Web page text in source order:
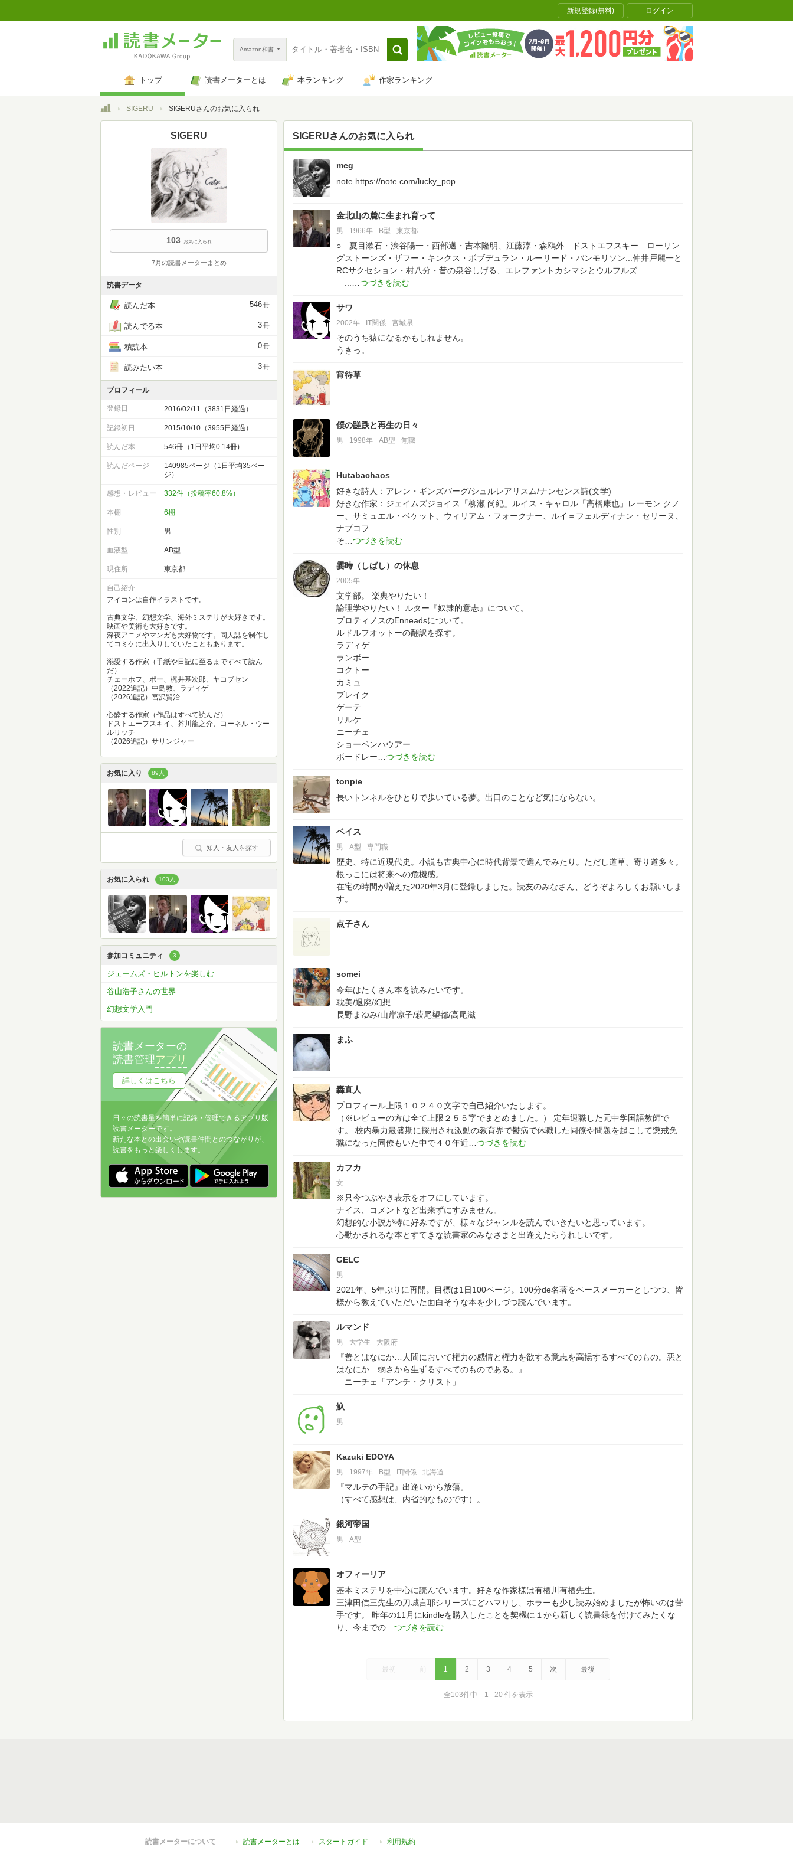
新規登録(無料) ログイン
Amazon和書
トップ 読書メーターとは 本ランキング 作家ランキング
トップSIGERU SIGERUさんのお気に入られ
SIGERUさんのお気に入られ
103
meg
note https://note.com/lucky_pop
金北山の麓に生まれ育って
男 1966年 B型 東京都
○ 夏目漱石・渋谷陽一・西部邁・吉本隆明、江藤淳・森鴎外 ドストエフスキー…ローリン
グストーンズ・ザフー・キンクス・ボブデュラン・ルーリード・バンモリソン...仲井戸麗一と
RCサクセション・村八分・昔の泉谷しげる、エレファントカシマシとウルフルズ
サワ
2002年 IT関係 宮城県
そのうち猿になるかもしれません。
うきっ。
宵待草
僕の蹉跌と再生の日々
男 1998年 AB型 無職
Hutabachaos
好きな詩人：アレン・ギンズバーグ/シュルレアリスム/ナンセンス詩(文学)
好きな作家：ジェイムズジョイス「柳瀬 尚紀」ルイス・キャロル「高橋康也」レーモン クノ
ー、サミュエル・ベケット、ウィリアム・フォークナー、ルイ＝フェルディナン・セリーヌ、
ナブコフ
そ
霎時（しばし）の休息
2005年
文学部。
楽典やりたい！
論理学やりたい！
ルター『奴隷的意志』について。
プロティノスのEnneadsについて。
ルドルフオットーの翻訳を探す。
ラディゲ
ランボー
コクトー
カミュ
ブレイク
ゲーテ
リルケ
ニーチェ
ショーペンハウアー
ボードレー
tonpie
長いトンネルをひとりで歩いている夢。出口のことなど気にならない。
ベイス
男 A型 専門職
歴史、特に近現代史。小説も古典中心に時代背景で選んでみたり。ただし道草、寄り道多々。
根っこには将来への危機感。
在宅の時間が増えた2020年3月に登録しました。読友のみなさん、どうぞよろしくお願いしま
す。
点子さん
somei
今年はたくさん本を読みたいです。
耽美/退廃/幻想
長野まゆみ/山岸凉子/萩尾望都/高尾滋
まふ
轟直人
プロフィール上限１０２４０文字で自己紹介いたします。
（※レビューの方は全て上限２５５字でまとめました。）
定年退職した元中学国語教師で
す。
校内暴力最盛期に採用され激動の教育界で鬱病で休職した同僚や問題を起こして懲戒免
職になった同僚もいた中で４０年近
カフカ
女
※只今つぶやき表示をオフにしています。
ナイス、コメントなど出来ずにすみません。
幻想的な小説が特に好みですが、様々なジャンルを読んでいきたいと思っています。
心動かされるな本とすてきな読書家のみなさまと出逢えたらうれしいです。
GELC
男
2021年、5年ぶりに再開。目標は1日100ページ。100分de名著をペースメーカーとしつつ、皆
様から教えていただいた面白そうな本を少しづつ読んでいます。
ルマンド
男 大学生 大阪府
『善とはなにか…人間において権力の感情と権力を欲する意志を高揚するすべてのもの。悪と
はなにか…弱さから生ずるすべてのものである。』
ニーチェ「アンチ・クリスト」
魞
男
Kazuki EDOYA
男 1997年 B型 IT関係 北海道
『マルテの手記』出逢いから放蕩。
（すべて感想は、内省的なものです）。
銀河帝国
男 A型
オフィーリア
基本ミステリを中心に読んでいます。好きな作家様は有栖川有栖先生。
三津田信三先生の刀城言耶シリーズにどハマりし、ホラーも少し読み始めましたが怖いのは苦
手です。
昨年の11月にkindleを購入したことを契機に１から新しく読書録を付けてみたくな
り、今までの
最初 前 1 2 3 4 5 次 最後
全103件中 1 - 20 件を表示
SIGERU
103 お気に入られ
7月の読書メーターまとめ
読書データ
読んだ本 546冊
読んでる本 3冊
積読本 0冊
読みたい本 3冊
プロフィール
登録日 2016/02/11（3831日経過）
記録初日 2015/10/10（3955日経過）
読んだ本 546冊（1日平均0.14冊)
読んだページ
140985ページ（1日平均35ペー
ジ）
感想・レビュー 332件（投稿率60.8%）
本棚 6棚
性別 男
血液型 AB型
現住所 東京都
自己紹介
アイコンは自作イラストです。
古典文学、幻想文学、海外ミステリが大好きです。
映画や美術も大好きです。
深夜アニメやマンガも大好物です。同人誌を制作し
てコミケに出入りしていたこともあります。
溺愛する作家（手紙や日記に至るまですべて読ん
だ）
チェーホフ、ポー、梶井基次郎、ヤコブセン
（2022追記）中島敦、ラディゲ
（2026追記）宮沢賢治
心酔する作家（作品はすべて読んだ）
ドストエーフスキイ、芥川龍之介、コーネル・ウー
ルリッチ
（2026追記）サリンジャー
お気に入り 89人
知人・友人を探す
お気に入られ 103人
参加コミュニティ 3
ジェームズ・ヒルトンを楽しむ
谷山浩子さんの世界
幻想文学入門
読書メーターの
読書管理アプリ
詳しくはこちら
日々の読書量を簡単に記録・管理できるアプリ版
読書メーターです。
新たな本との出会いや読書仲間とのつながりが、
読書をもっと楽しくします。
読書メーターについて 読書メーターとは スタートガイド 利用規約